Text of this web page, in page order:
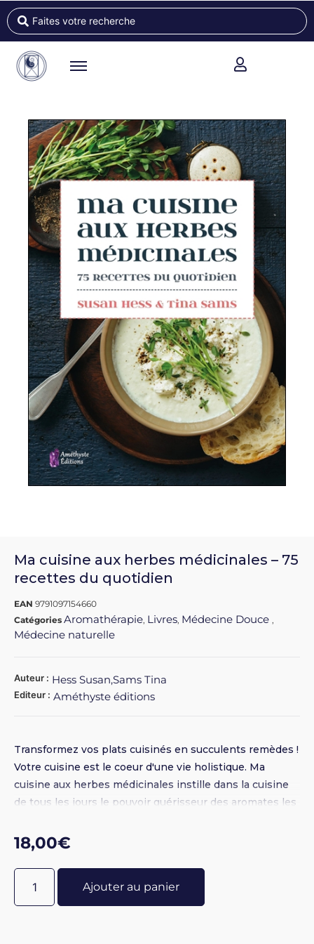
Ma cuisine aux herbes médicinales – 75
recettes du quotidien
EAN 9791097154660
Catégories Aromathérapie, Livres, Médecine Douce ,
Médecine naturelle
Auteur : Hess Susan,Sams Tina
Editeur : Améthyste éditions
Transformez vos plats cuisinés en succulents remèdes !
Votre cuisine est le coeur d'une vie holistique. Ma
cuisine aux herbes médicinales instille dans la cuisine
de tous les jours le pouvoir guérisseur des aromates les
grâce à des repas sains et faits maison. Depuis l'élixir
chaud au sureau de Toddy jusqu'au rôti du dimanche en
sauce Chimichurri, ce livre de cuisine vous invite à
passer de la cuisine traditionnelle à la cuisine
médicinale.Avec ses 75 recettes à base d'aromates
18,00€
Ajouter au panier